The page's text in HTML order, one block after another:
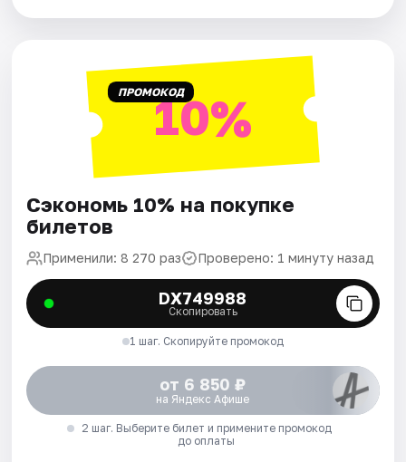
ПРОМОКОД10%
Сэкономь 10% на покупке
билетов
Применили: 8 270 раз Проверено: 1 минуту назад
DX749988
Скопировать
1 шаг. Скопируйте промокод
от 6 850 ₽
на Яндекс Афише
2 шаг. Выберите билет и примените промокод
до оплаты